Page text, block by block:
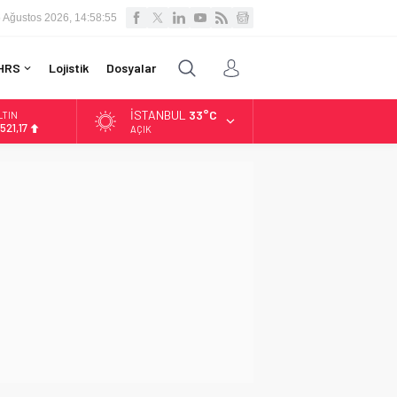
Ağustos 2026, 14:58:56
Lojistik Dosyalar
İSTANBUL 33°C
AÇIK